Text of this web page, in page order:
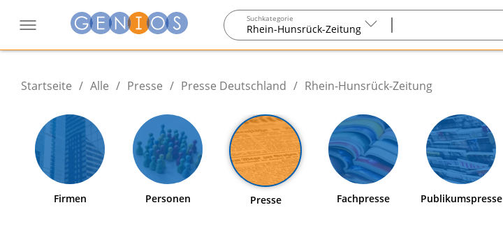
Suchkategorie
Rhein-Hunsrück-Zeitung
text
Startseite / Alle / Presse / Presse Deutschland / Rhein-Hunsrück-Zeitung
Firmen Personen Presse Fachpresse Publikumspresse